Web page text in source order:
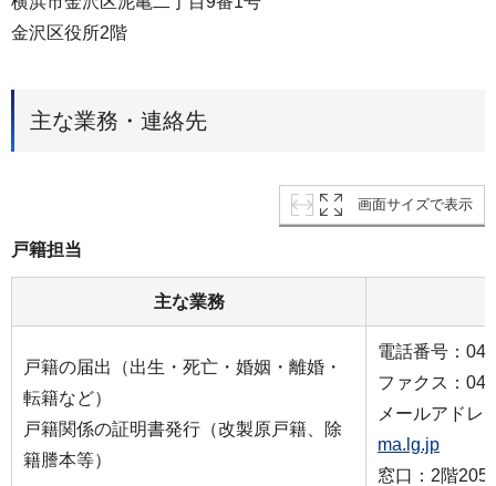
金沢区役所2階
主な業務・連絡先
画面サイズで表示
戸籍担当
主な業務
戸籍の届出（出生・死亡・婚姻・離婚・
転籍など）
戸籍関係の証明書発行（改製原戸籍、除
籍謄本等）
電話番号：
ファクス：
メールアドレ
ma.lg.jp
窓口：2階205